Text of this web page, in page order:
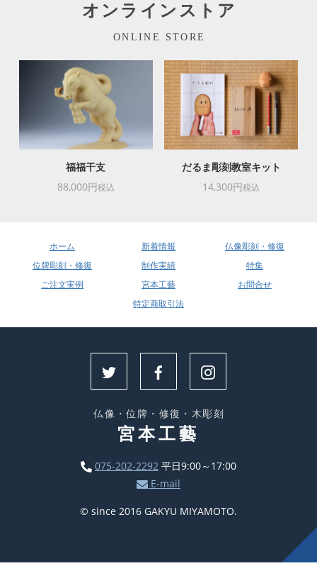
オンラインストア
ONLINE STORE
福福干支
88,000円税込
だるま彫刻教室キット
14,300円税込
ホーム 新着情報
仏像彫刻・修復
位牌彫刻・修復
制作実績
特集
ご注文実例
宮本工藝
お問合せ
特定商取引法
仏像・位牌・修復・木彫刻
宮本工藝
075-202-2292 平日9:00～17:00
E-mail
© since 2016 GAKYU MIYAMOTO.